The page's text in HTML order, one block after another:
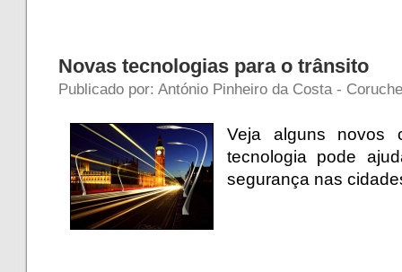
Novas tecnologias para o trânsito
Publicado por: António Pinheiro da Costa -
Veja alguns novos
tecnologia pode
segurança nas